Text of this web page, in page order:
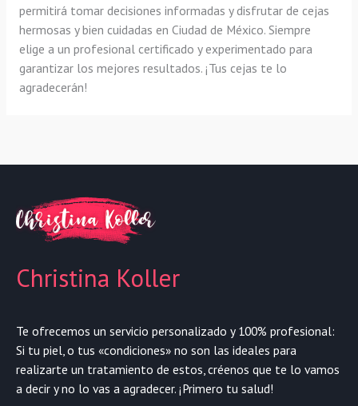
permitirá tomar decisiones informadas y disfrutar de cejas
hermosas y bien cuidadas en Ciudad de México. Siempre
elige a un profesional certificado y experimentado para
garantizar los mejores resultados. ¡Tus cejas te lo
agradecerán!
Christina Koller
Te ofrecemos un servicio personalizado y 100% profesional:
Si tu piel, o tus «condiciones» no son las ideales para
realizarte un tratamiento de estos, créenos que te lo vamos
a decir y no lo vas a agradecer. ¡Primero tu salud!